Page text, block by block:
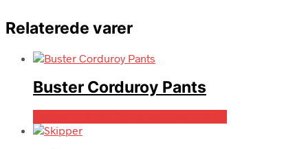
Relaterede varer
Buster Corduroy Pants